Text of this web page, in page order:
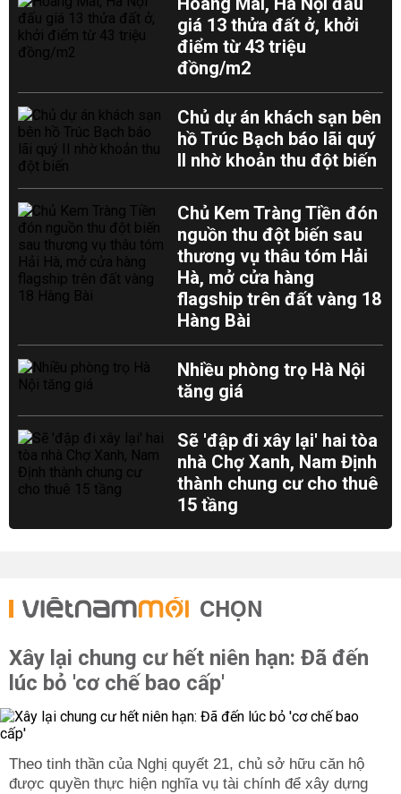
giá 13 thửa đất ở, khởi
điểm từ 43 triệu
đồng/m2
Chủ dự án khách sạn bên
hồ Trúc Bạch báo lãi quý
II nhờ khoản thu đột biến
Chủ Kem Tràng Tiền đón
nguồn thu đột biến sau
thương vụ thâu tóm Hải
Hà, mở cửa hàng
flagship trên đất vàng 18
Hàng Bài
Nhiều phòng trọ Hà Nội
tăng giá
Sẽ 'đập đi xây lại' hai tòa
nhà Chợ Xanh, Nam Định
thành chung cư cho thuê
15 tầng
CHỌN
Xây lại chung cư hết niên hạn: Đã đến
lúc bỏ 'cơ chế bao cấp'
Theo tinh thần của Nghị quyết 21, chủ sở hữu căn hộ
được quyền thực hiện nghĩa vụ tài chính để xây dựng